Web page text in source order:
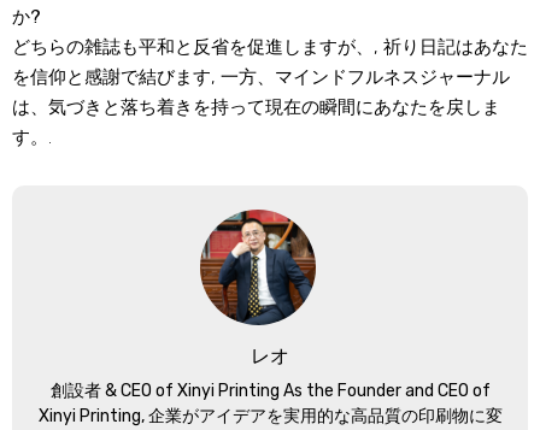
か?
どちらの雑誌も平和と反省を促進しますが、, 祈り日記はあなた
を信仰と感謝で結びます, 一方、マインドフルネスジャーナル
は、気づきと落ち着きを持って現在の瞬間にあなたを戻しま
す。.
レオ
創設者 &CEO of Xinyi Printing As the Founder and CEO of
Xinyi Printing, 企業がアイデアを実用的な高品質の印刷物に変